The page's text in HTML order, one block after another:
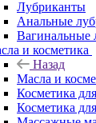
Лубриканты
Анальные
Вагинальные
и косметика
Назад
Масла и
Косметика
Косметика